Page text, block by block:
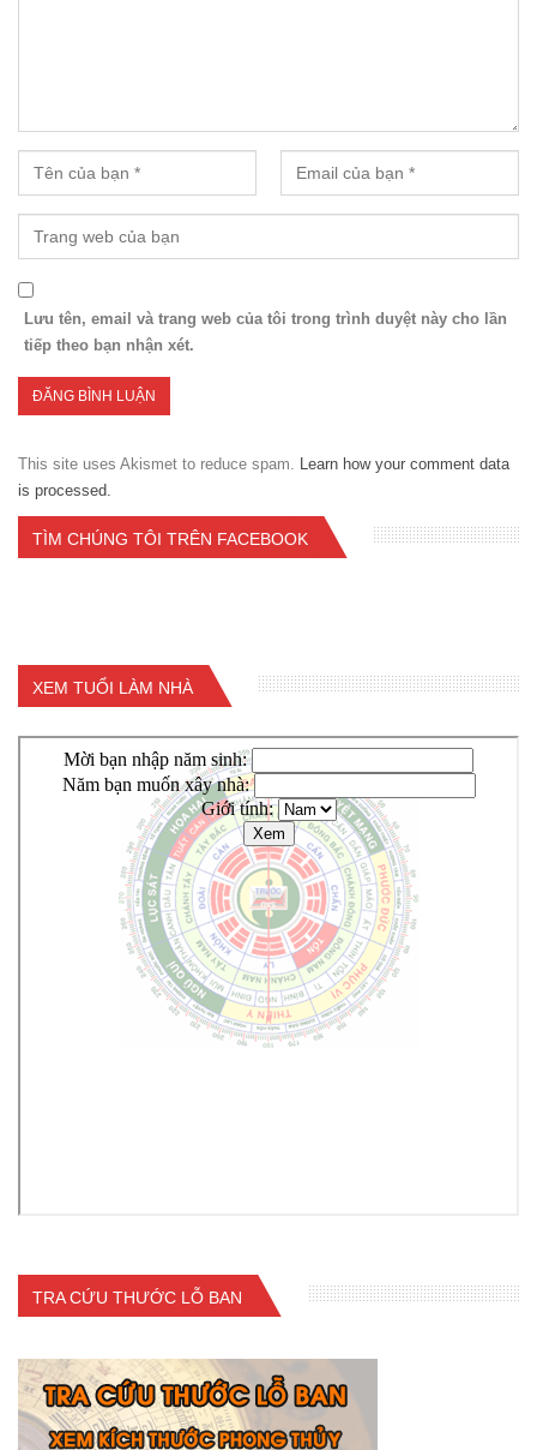
Lưu tên, email và trang web của tôi trong trình duyệt này cho lần
tiếp theo bạn nhận xét.
This site uses Akismet to reduce spam. Learn how your comment data
is processed.
TÌM CHÚNG TÔI TRÊN FACEBOOK
XEM TUỔI LÀM NHÀ
TRA CỨU THƯỚC LỖ BAN